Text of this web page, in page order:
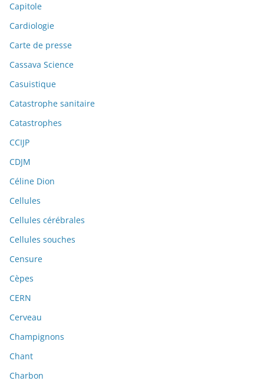
Capitole
Cardiologie
Carte de presse
Cassava Science
Casuistique
Catastrophe sanitaire
Catastrophes
CCIJP
CDJM
Céline Dion
Cellules
Cellules cérébrales
Cellules souches
Censure
Cèpes
CERN
Cerveau
Champignons
Chant
Charbon